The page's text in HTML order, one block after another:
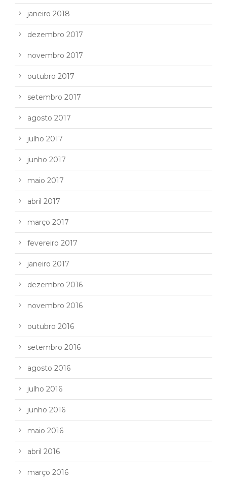
janeiro 2018
dezembro 2017
novembro 2017
outubro 2017
setembro 2017
agosto 2017
julho 2017
junho 2017
maio 2017
abril 2017
março 2017
fevereiro 2017
janeiro 2017
dezembro 2016
novembro 2016
outubro 2016
setembro 2016
agosto 2016
julho 2016
junho 2016
maio 2016
abril 2016
março 2016